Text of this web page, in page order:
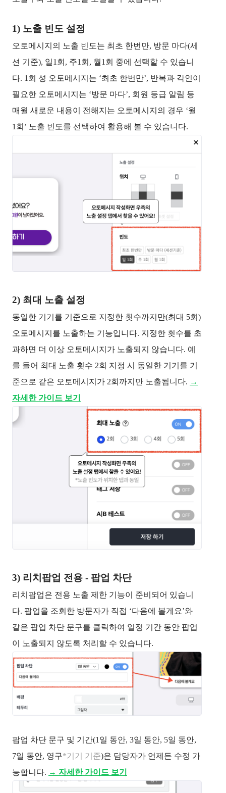
1) 노출 빈도 설정
오토메시지의 노출 빈도는 최초 한번만, 방문 마다(세
션 기준), 일1회, 주1회, 월1회 중에 선택할 수 있습니
다. 1회 성 오토메시지는 ‘최초 한번만’, 반복과 각인이
필요한 오토메시지는 ‘방문 마다’, 회원 등급 알림 등
매월 새로운 내용이 전해지는 오토메시지의 경우 ‘월
1회’ 노출 빈도를 선택하여 활용해 볼 수 있습니다.
2) 최대 노출 설정
동일한 기기를 기준으로 지정한 횟수까지만(최대 5회)
오토메시지를 노출하는 기능입니다. 지정한 횟수를 초
과하면 더 이상 오토메시지가 노출되지 않습니다. 예
를 들어 최대 노출 횟수 2회 지정 시 동일한 기기를 기
준으로 같은 오토메시지가 2회까지만 노출됩니다. →
자세한 가이드 보기
3) 리치팝업 전용 - 팝업 차단
리치팝업은 전용 노출 제한 기능이 준비되어 있습니
다. 팝업을 조회한 방문자가 직접 ‘다음에 볼게요’와
같은 팝업 차단 문구를 클릭하여 일정 기간 동안 팝업
이 노출되지 않도록 처리할 수 있습니다.
팝업 차단 문구 및 기간(1일 동안, 3일 동안, 5일 동안,
7일 동안, 영구*기기 기준)은 담당자가 언제든 수정 가
능합니다. → 자세한 가이드 보기